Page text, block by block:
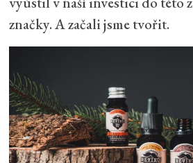
značky. A začali jsme tvořit.